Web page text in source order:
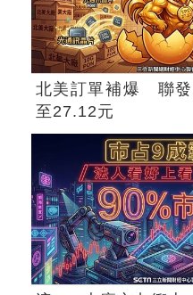
北美訂單補爆 聯發
至27.12元